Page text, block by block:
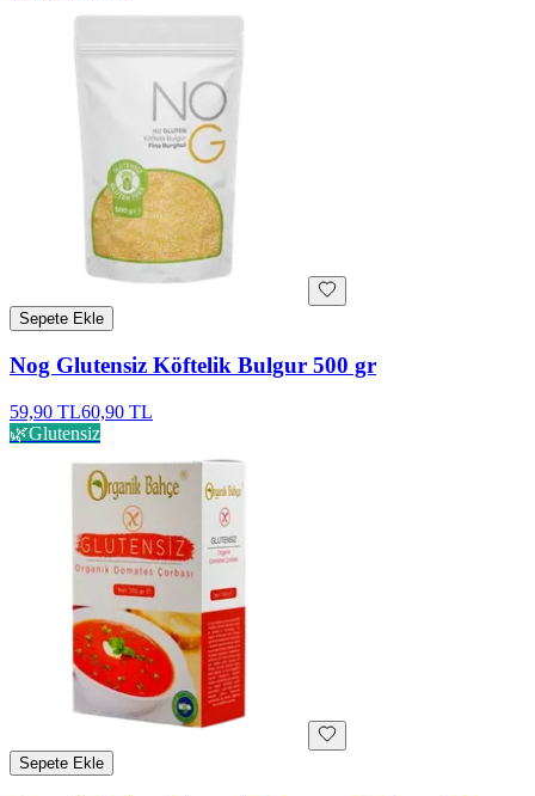
Sepete Ekle
Nog Glutensiz Köftelik Bulgur 500 gr
59,90 TL60,90 TL
🌿Glutensiz
Sepete Ekle